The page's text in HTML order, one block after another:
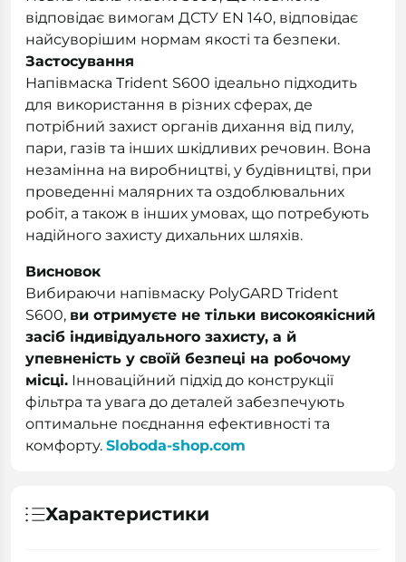
відповідає вимогам ДСТУ EN 140, відповідає
найсуворішим нормам якості та безпеки.
Застосування
Напівмаска Trident S600 ідеально підходить
для використання в різних сферах, де
потрібний захист органів дихання від пилу,
пари, газів та інших шкідливих речовин. Вона
незамінна на виробництві, у будівництві, при
проведенні малярних та оздоблювальних
робіт, а також в інших умовах, що потребують
надійного захисту дихальних шляхів.
Висновок
Вибираючи напівмаску PolyGARD Trident
S600, ви отримуєте не тільки високоякісний
засіб індивідуального захисту, а й
упевненість у своїй безпеці на робочому
місці. Інноваційний підхід до конструкції
фільтра та увага до деталей забезпечують
оптимальне поєднання ефективності та
комфорту. Sloboda-shop.com
Характеристики